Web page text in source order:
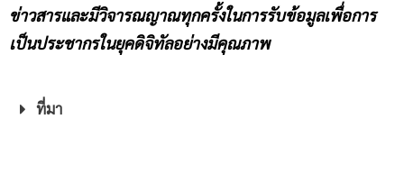
ข่าวสารและมีวิจารณญาณทุกครั้งในการรับข้อมูลเพื่อการ
เป็นประชากรในยุคดิจิทัลอย่างมีคุณภาพ
ที่มา